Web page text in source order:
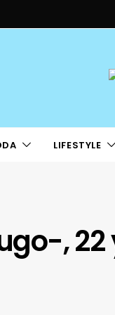
LIFESTYLE
,